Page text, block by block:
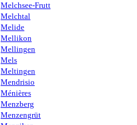
Melchsee-Frutt
Melchtal
Melide
Mellikon
Mellingen
Mels
Meltingen
Mendrisio
Ménières
Menzberg
Menzengrüt